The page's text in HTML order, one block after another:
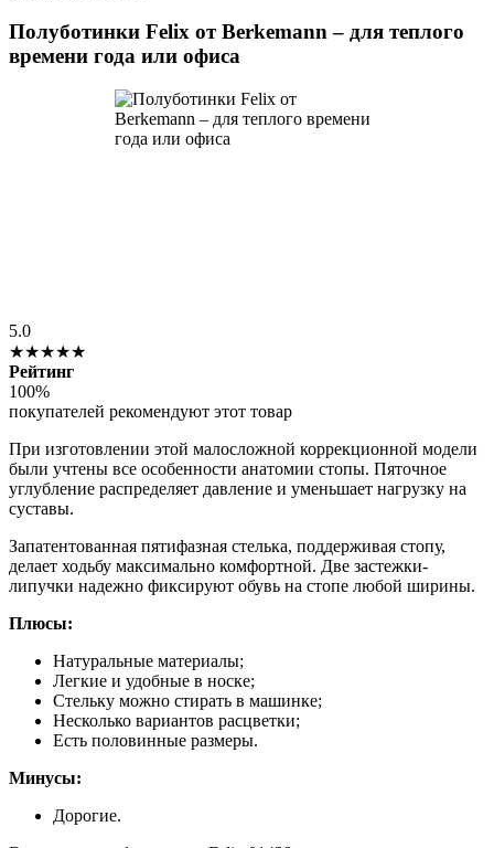
Полуботинки Felix от Berkemann – для теплого
времени года или офиса
5.0
★★★★★
Рейтинг
100%
покупателей рекомендуют этот товар
При изготовлении этой малосложной коррекционной модели
были учтены все особенности анатомии стопы. Пяточное
углубление распределяет давление и уменьшает нагрузку на
суставы.
Запатентованная пятифазная стелька, поддерживая стопу,
делает ходьбу максимально комфортной. Две застежки-
липучки надежно фиксируют обувь на стопе любой ширины.
Плюсы:
Натуральные материалы;
Легкие и удобные в носке;
Стельку можно стирать в машинке;
Несколько вариантов расцветки;
Есть половинные размеры.
Минусы:
Дорогие.